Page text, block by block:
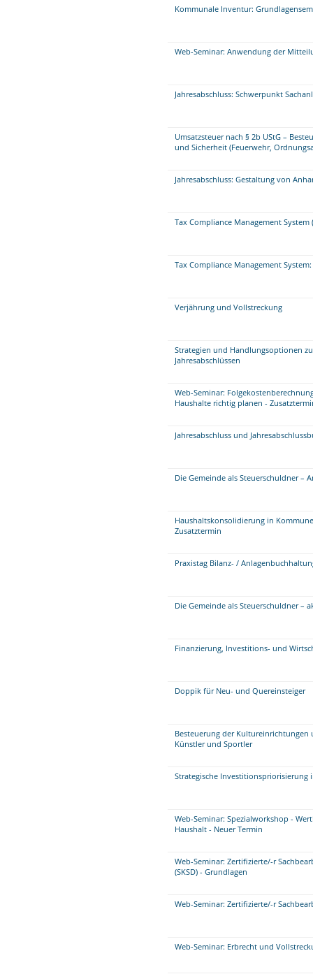
Kommunale Inventur:
Web-Seminar: Anwendung der
Jahresabschluss: Schwerpunkt
Umsatzsteuer nach § 2b UStG –
und Sicherheit (Feuerwehr,
Jahresabschluss: Gestaltung von
Tax Compliance Management System
Tax Compliance Management
Verjährung und Vollstreckung
Strategien und Handlungsoptionen
Jahresabschlüssen
Web-Seminar:
Haushalte richtig planen -
Jahresabschluss und
Die Gemeinde als Steuerschuldner –
Haushaltskonsolidierung in
Zusatztermin
Praxistag Bilanz- /
Die Gemeinde als Steuerschuldner –
Finanzierung, Investitions- und
Doppik für Neu- und Quereinsteiger
Besteuerung der
Künstler und Sportler
Strategische Investitionspriorisierung
Web-Seminar: Spezialworkshop -
Haushalt - Neuer Termin
Web-Seminar: Zertifizierte/-r
(SKSD) - Grundlagen
Web-Seminar: Zertifizierte/-r
Web-Seminar: Erbrecht und